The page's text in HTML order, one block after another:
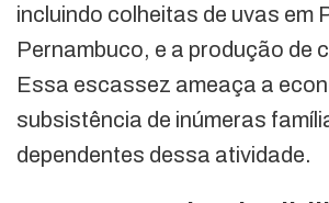
incluindo colheitas de uvas em
Pernambuco, e a produção de
Essa escassez ameaça a
subsistência de inúmeras
dependentes dessa atividade.